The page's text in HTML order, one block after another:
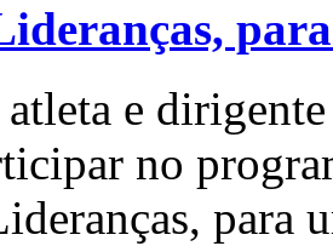
atleta e
no
para